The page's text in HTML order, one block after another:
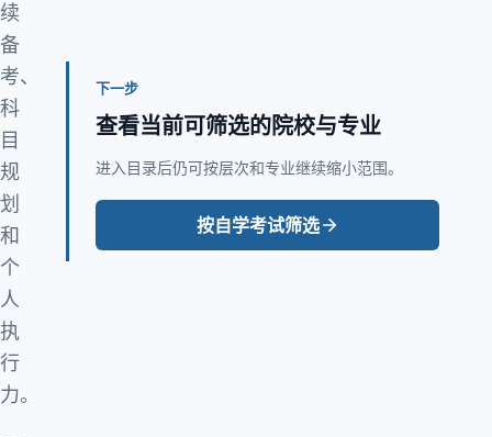
续
备
考、
科
目
规
划
和
个
人
执
行
力。
下一步
查看当前可筛选的院校与专业
进入目录后仍可按层次和专业继续缩小范围。
按自学考试筛选